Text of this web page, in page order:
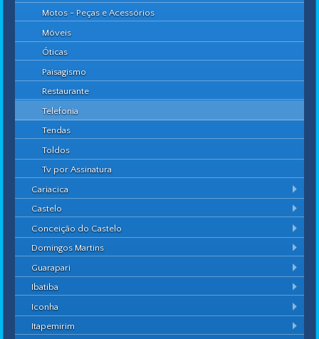
Motos - Peças e Acessórios
Móveis
Óticas
Paisagismo
Restaurante
Telefonia
Tendas
Toldos
Tv por Assinatura
Cariacica
Castelo
Conceição do Castelo
Domingos Martins
Guarapari
Ibatiba
Iconha
Itapemirim